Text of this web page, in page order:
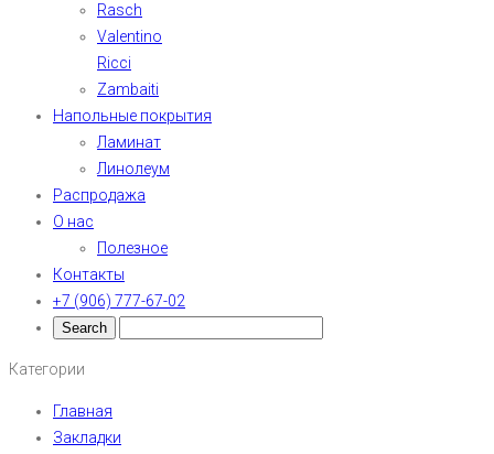
Rasch
Valentino
Ricci
Zambaiti
Напольные покрытия
Ламинат
Линолеум
Распродажа
О нас
Полезное
Контакты
+7 (906) 777-67-02
Категории
Главная
Закладки